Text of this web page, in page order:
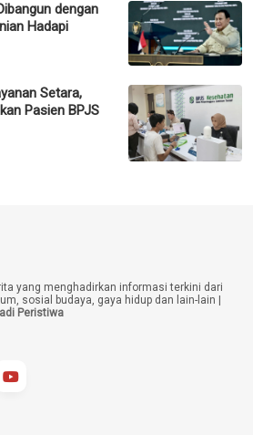
dengan
Hadapi
Setara,
Pasien BPJS
yang menghadirkan informasi terkini dari
sosial budaya, gaya hidup dan lain-lain |
Peristiwa